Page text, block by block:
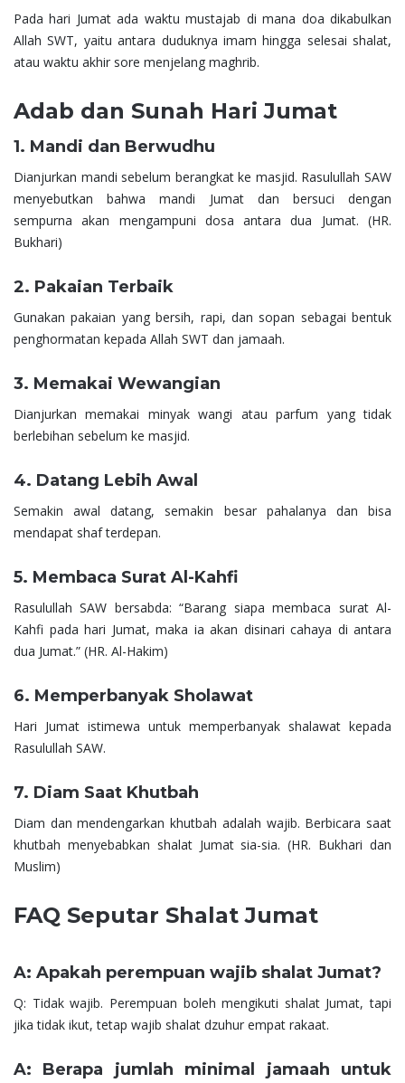
Pada hari Jumat ada waktu mustajab di mana doa dikabulkan
Allah SWT, yaitu antara duduknya imam hingga selesai shalat,
atau waktu akhir sore menjelang maghrib.
Adab dan Sunah Hari Jumat
1. Mandi dan Berwudhu
Dianjurkan mandi sebelum berangkat ke masjid. Rasulullah SAW
menyebutkan bahwa mandi Jumat dan bersuci dengan
sempurna akan mengampuni dosa antara dua Jumat. (HR.
Bukhari)
2. Pakaian Terbaik
Gunakan pakaian yang bersih, rapi, dan sopan sebagai bentuk
penghormatan kepada Allah SWT dan jamaah.
3. Memakai Wewangian
Dianjurkan memakai minyak wangi atau parfum yang tidak
berlebihan sebelum ke masjid.
4. Datang Lebih Awal
Semakin awal datang, semakin besar pahalanya dan bisa
mendapat shaf terdepan.
5. Membaca Surat Al-Kahfi
Rasulullah SAW bersabda: “Barang siapa membaca surat Al-
Kahfi pada hari Jumat, maka ia akan disinari cahaya di antara
dua Jumat.” (HR. Al-Hakim)
6. Memperbanyak Sholawat
Hari Jumat istimewa untuk memperbanyak shalawat kepada
Rasulullah SAW.
7. Diam Saat Khutbah
Diam dan mendengarkan khutbah adalah wajib. Berbicara saat
khutbah menyebabkan shalat Jumat sia-sia. (HR. Bukhari dan
Muslim)
FAQ Seputar Shalat Jumat
A: Apakah perempuan wajib shalat Jumat?
Q: Tidak wajib. Perempuan boleh mengikuti shalat Jumat, tapi
jika tidak ikut, tetap wajib shalat dzuhur empat rakaat.
A: Berapa jumlah minimal jamaah untuk